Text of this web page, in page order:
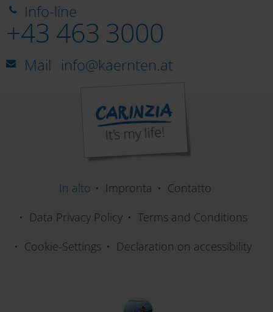
Info-line
+43 463 3000
Mail info@kaernten.at
In alto Impronta
Contatto
Data Privacy Policy
Terms and Conditions
Cookie-Settings
Declaration on accessibility